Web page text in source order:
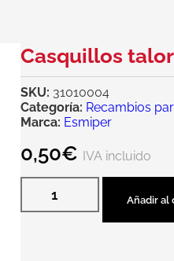
Casquillos
SKU: 31010004
Categoría: Recambios
Marca: Esmiper
0,50€ IVA incluido
Añadir al